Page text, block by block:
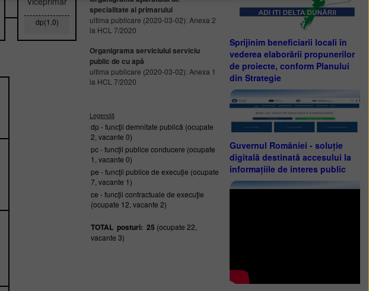
dp(1,0)
specialitate al primarului
ultima publicare (2020-03-02): Anexa 2
la HCL 7/2020
Organigrama serviciului serviciu
public de cu apă
ultima publicare (2020-03-02): Anexa 1
la HCL 7/2020
Legendă
dp - funcţii demnitate publică (ocupate
2, vacante 0)
pc - funcţii publice conducere (ocupate
1, vacante 0)
pe - funcţii publice de execuţie (ocupate
7, vacante 1)
ce - funcţii contractuale de execuţie
(ocupate 12, vacante 2)
TOTAL posturi: 25 (ocupate 22,
vacante 3)
Sprijinim beneficiarii locali în
vederea elaborării propunerilor
de proiecte, conform Planului
din Strategie
Guvernul României - soluție
digitală destinată accesului la
informațiile de interes public